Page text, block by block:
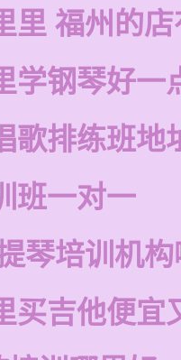
里 福州的
学钢琴好一
歌排练班地
班一对一
琴培训机
买吉他便宜